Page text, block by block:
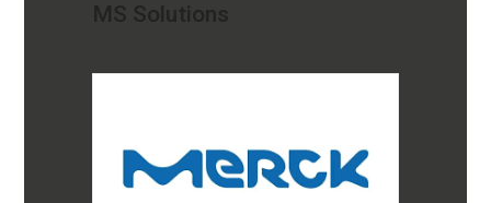
MS Solutions